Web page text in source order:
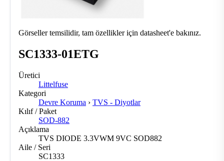
Görseller temsilidir, tam özellikler için datasheet'e bakınız.
SC1333-01ETG
Üretici
Littelfuse
Kategori
Devre Koruma › TVS - Diyotlar
Kılıf / Paket
SOD-882
Açıklama
TVS DIODE 3.3VWM 9VC SOD882
Aile / Seri
SC1333